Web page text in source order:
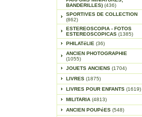
BANDERILLES) (436)
SPORTIVES DE COLLECTION
(862)
ESTEREOSCOPIA - FOTOS
ESTEREOSCOPICAS (1385)
PHILATéLIE (36)
ANCIEN PHOTOGRAPHIE
(1055)
JOUETS ANCIENS (1704)
LIVRES (1875)
LIVRES POUR ENFANTS (1619)
MILITARIA (4813)
ANCIEN POUPéES (548)